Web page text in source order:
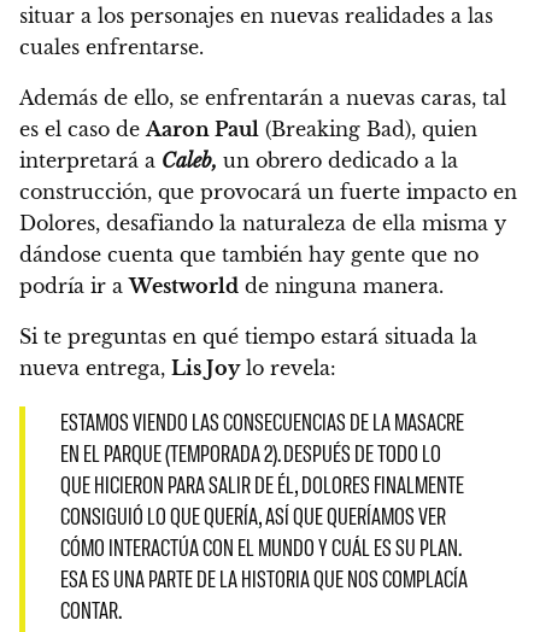
situar a los personajes en nuevas realidades a las
cuales enfrentarse.
Además de ello, se enfrentarán a nuevas caras, tal
es el caso deAaron Paul (Breaking Bad), quien
interpretará a Caleb, un obrero dedicado a la
construcción, que provocará un fuerte impacto en
Dolores, desafiando la naturaleza de ella misma y
dándose cuenta que también hay gente que no
podría ir aWestworld de ninguna manera.
Si te preguntas en qué tiempo estará situada la
nueva entrega, Lis Joylo revela:
ESTAMOS VIENDO LAS CONSECUENCIAS DE LA MASACRE
EN EL PARQUE (TEMPORADA 2). DESPUÉS DE TODO LO
QUE HICIERON PARA SALIR DE ÉL, DOLORES FINALMENTE
CONSIGUIÓ LO QUE QUERÍA, ASÍ QUE QUERÍAMOS VER
CÓMO INTERACTÚA CON EL MUNDO Y CUÁL ES SU PLAN.
ESA ES UNA PARTE DE LA HISTORIA QUE NOS COMPLACÍA
CONTAR.